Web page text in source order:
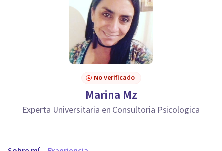
No verificado
Marina Mz
Experta Universitaria en Consultoria Psicologica